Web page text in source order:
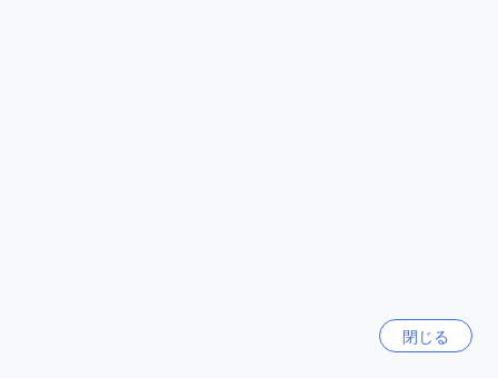
からカールトン タワー ホテルへは、タクシーを利用するのが
便利です。空港の到着ロビーでタクシーを見つけ、ホテルま
閉じる